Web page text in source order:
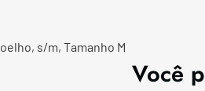
s/m, Tamanho M
Você